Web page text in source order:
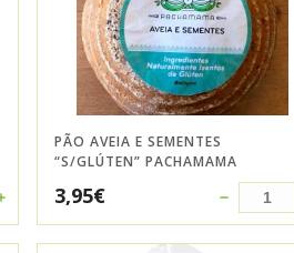
PÃO AVEIA E SEMENTES
“S/GLÚTEN” PACHAMAMA
3,95€